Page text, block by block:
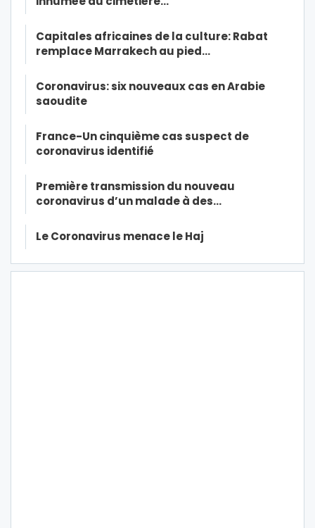
Capitales africaines de la culture: Rabat
remplace Marrakech au pied…
Coronavirus: six nouveaux cas en Arabie
saoudite
France-Un cinquième cas suspect de
coronavirus identifié
Première transmission du nouveau
coronavirus d’un malade à des…
Le Coronavirus menace le Haj